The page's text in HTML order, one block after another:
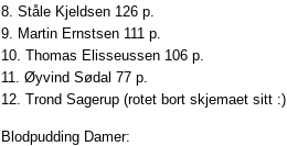
8. Ståle Kjeldsen 126 p.
9. Martin Ernstsen 111 p.
10. Thomas Elisseussen 106 p.
11. Øyvind Sødal 77 p.
12. Trond Sagerup (rotet bort skjemaet sitt :)
Blodpudding Damer: